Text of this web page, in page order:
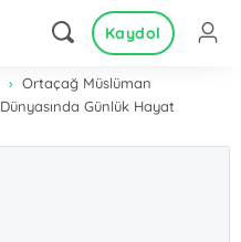
Kaydol
Ortaçağ Müslüman
Dünyasında Günlük Hayat